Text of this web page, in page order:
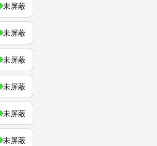
未屏蔽
未屏蔽
未屏蔽
未屏蔽
未屏蔽
未屏蔽